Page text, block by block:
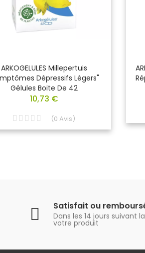
ARKOGELULES Millepertuis
Dépressifs Légers"
Gélules Boite De 42
10,73 €
(0 Avis)
Satisfait ou
Dans les 14 jours suivant
votre produit